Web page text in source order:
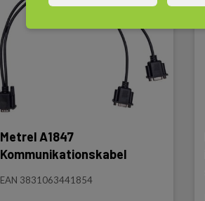
Metrel A1847
Kommunikationskabel
EAN 3831063441854